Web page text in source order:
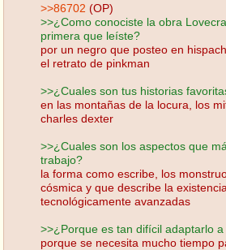
>>86702 (OP)
>>¿Como conociste la obra
primera que leíste?
por un negro que posteo en
el retrato de pinkman
>>¿Cuales son tus historias
en las montañas de la locura, los
charles dexter
>>¿Cuales son los aspectos que
trabajo?
la forma como escribe, los
cósmica y que describe la
tecnológicamente avanzadas
>>¿Porque es tan difícil adaptarlo
porque se necesita mucho tiempo